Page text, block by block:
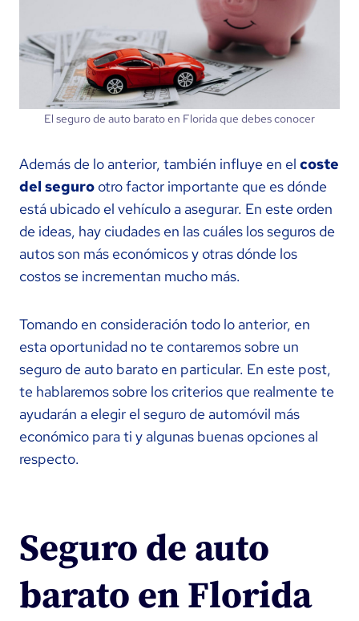
El seguro de auto barato en Florida que debes conocer
Además de lo anterior, también influye en el coste
del seguro otro factor importante que es dónde
está ubicado el vehículo a asegurar. En este orden
de ideas, hay ciudades en las cuáles los seguros de
autos son más económicos y otras dónde los
costos se incrementan mucho más.
Tomando en consideración todo lo anterior, en
esta oportunidad no te contaremos sobre un
seguro de auto barato en particular. En este post,
te hablaremos sobre los criterios que realmente te
ayudarán a elegir el seguro de automóvil más
económico para ti y algunas buenas opciones al
respecto.
Seguro de auto
barato en Florida